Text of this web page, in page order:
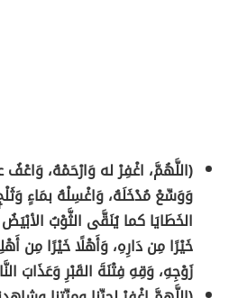
(اللَّهُمَّ، اغْفِرْ له وَارْحَمْهُ، وَاعْفُ
وَوَسِّعْ مُدْخَلَهُ، وَاغْسِلْهُ بمَاءٍ
الخَطَايَا كما يُنَقَّى الثَّوْبُ
خَيْرًا مِن دَارِهِ، وَأَهْلًا خَيْرًا مِن
زَوْجِهِ، وَقِهِ فِتْنَةَ القَبْرِ وَعَذَابَ